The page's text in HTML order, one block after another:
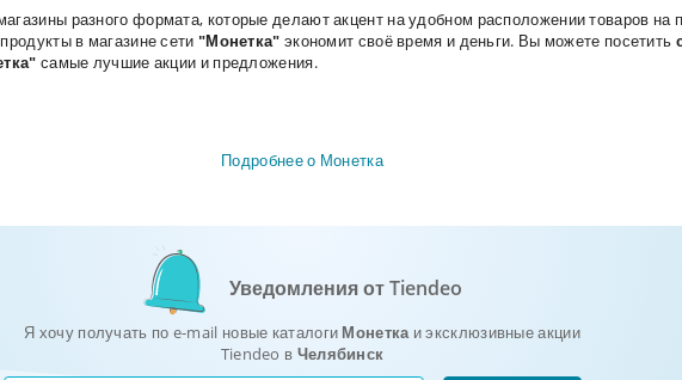
разного формата, которые делают акцент на удобном расположении товаров на
в магазине сети "Монетка" экономит своё время и деньги. Вы можете посетить
самые лучшие акции и предложения.
Подробнее о Монетка
Уведомления от Tiendeo
Я хочу получать по e-mail новые каталоги Монеткаи эксклюзивные акции
Tiendeo в Челябинск